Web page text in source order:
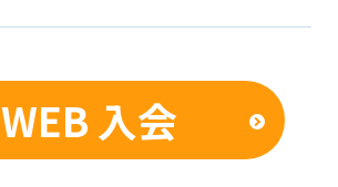
the
content.
We
ask
WEB 入会